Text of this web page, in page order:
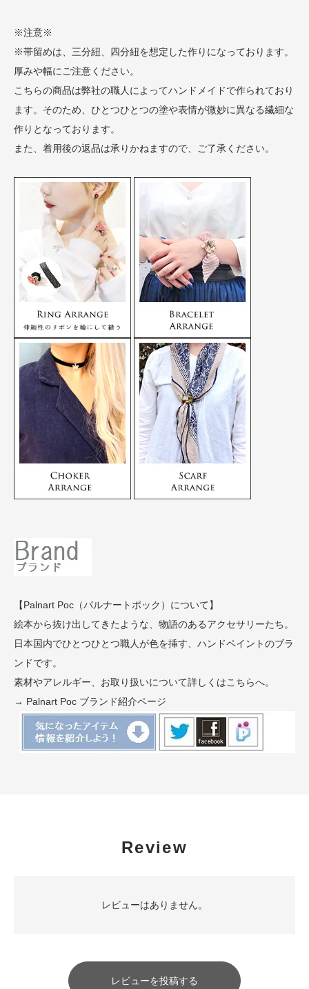
※注意※
※帯留めは、三分紐、四分紐を想定した作りになっております。
厚みや幅にご注意ください。
こちらの商品は弊社の職人によってハンドメイドで作られており
ます。そのため、ひとつひとつの塗や表情が微妙に異なる繊細な
作りとなっております。
また、着用後の返品は承りかねますので、ご了承ください。
【Palnart Poc（パルナートポック）について】
絵本から抜け出してきたような、物語のあるアクセサリーたち。
日本国内でひとつひとつ職人が色を挿す、ハンドペイントのブラ
ンドです。
素材やアレルギー、お取り扱いについて詳しくはこちらへ。
→ Palnart Poc ブランド紹介ページ
Review
レビューはありません。
レビューを投稿する